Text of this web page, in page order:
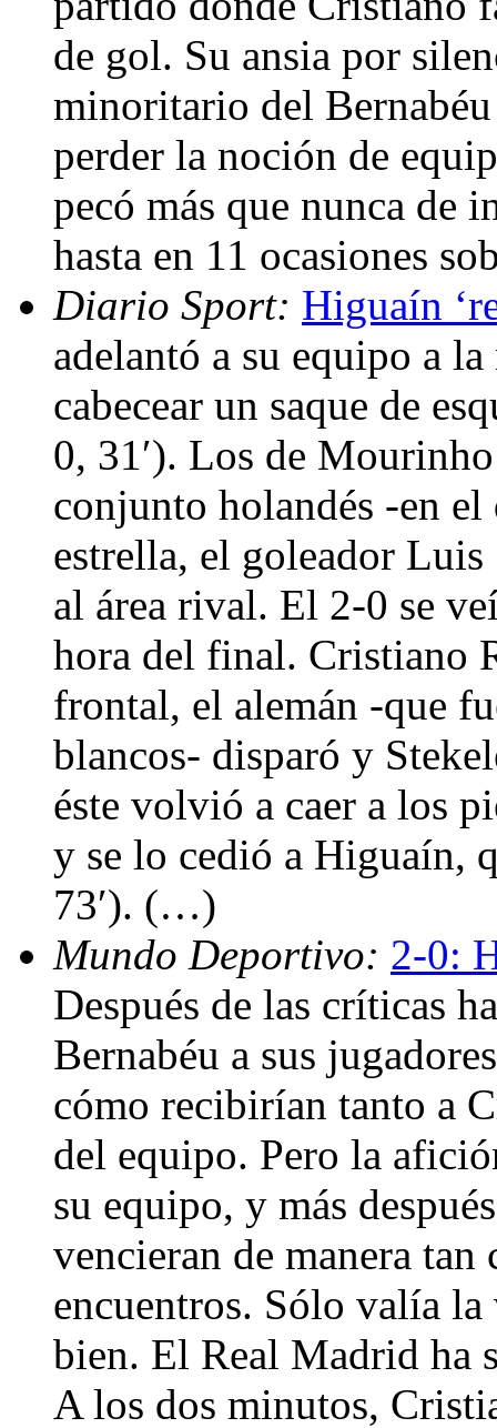
de gol. Su ansia por
minoritario del
perder la noción de
pecó más que nunca de
hasta en 11 ocasiones
Diario Sport: Higuaín
adelantó a su equipo a
cabecear un saque de
0, 31′). Los de
conjunto holandés -en
estrella, el goleador
al área rival. El 2-0 se
hora del final. Cristiano
frontal, el alemán -que
blancos- disparó y
éste volvió a caer a los
y se lo cedió a Higuaín,
73′). (…)
Mundo Deportivo: 2-0:
Después de las críticas
Bernabéu a sus
cómo recibirían tanto a
del equipo. Pero la
su equipo, y más
vencieran de manera tan
encuentros. Sólo valía
bien. El Real Madrid ha
A los dos minutos,